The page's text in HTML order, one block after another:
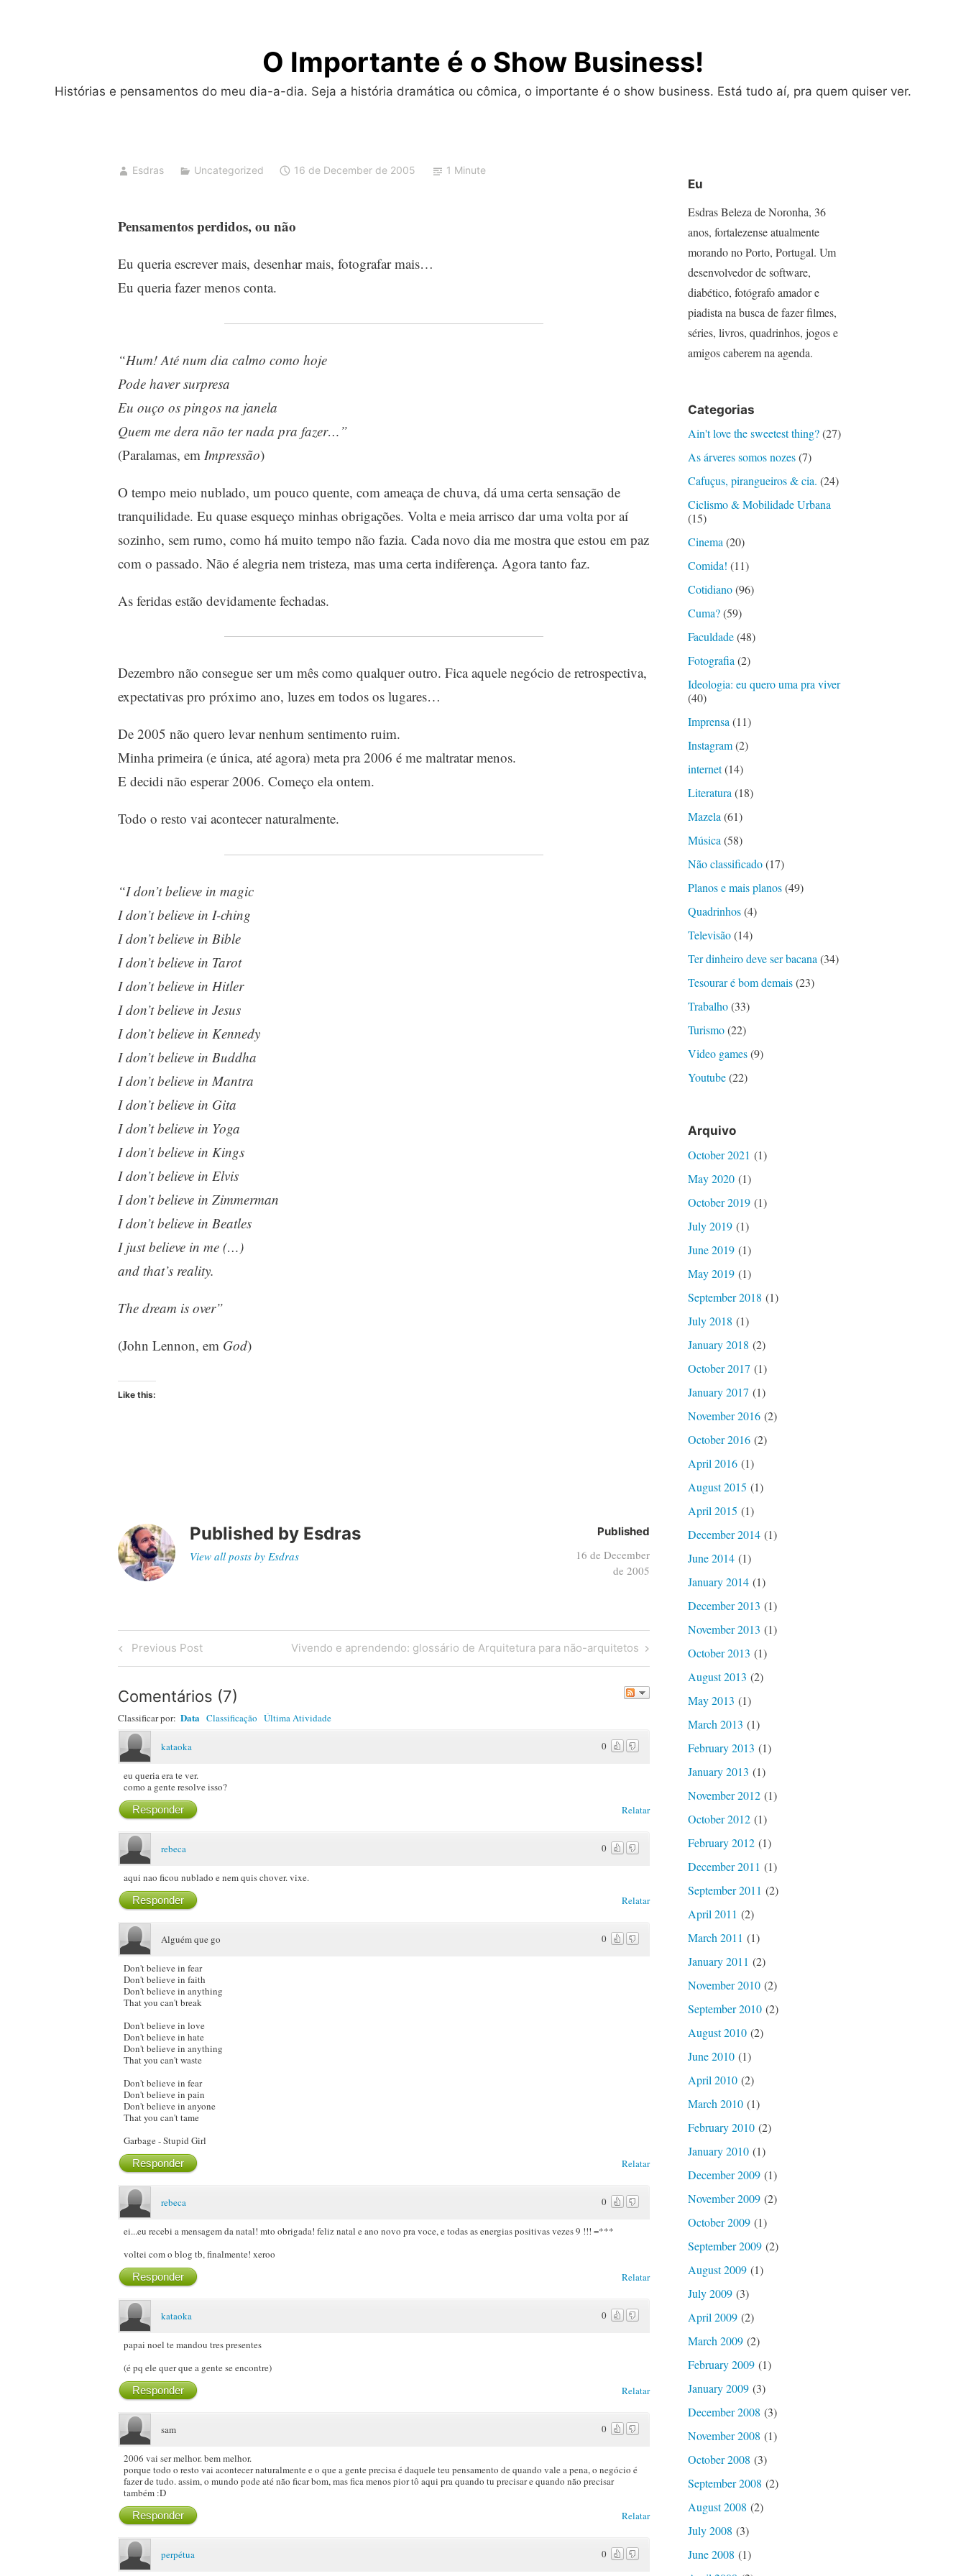
O Importante é o Show Business!
Histórias e pensamentos do meu dia-a-dia. Seja a história dramática ou cômica, o importante é o show business. Está tudo aí, pra quem quiser ver.
Esdras Uncategorized 16 de December de 2005 1 Minute
Pensamentos perdidos, ou não
Eu queria escrever mais, desenhar mais, fotografar mais…
Eu queria fazer menos conta.
“Hum! Até num dia calmo como hoje
Pode haver surpresa
Eu ouço os pingos na janela
Quem me dera não ter nada pra fazer…”
(Paralamas, em Impressão)
O tempo meio nublado, um pouco quente, com ameaça de chuva, dá uma certa sensação de
tranquilidade. Eu quase esqueço minhas obrigações. Volta e meia arrisco dar uma volta por aí
sozinho, sem rumo, como há muito tempo não fazia. Cada novo dia me mostra que estou em paz
com o passado. Não é alegria nem tristeza, mas uma certa indiferença. Agora tanto faz.
As feridas estão devidamente fechadas.
Dezembro não consegue ser um mês como qualquer outro. Fica aquele negócio de retrospectiva,
expectativas pro próximo ano, luzes em todos os lugares…
De 2005 não quero levar nenhum sentimento ruim.
Minha primeira (e única, até agora) meta pra 2006 é me maltratar menos.
E decidi não esperar 2006. Começo ela ontem.
Todo o resto vai acontecer naturalmente.
“I don’t believe in magic
I don’t believe in I-ching
I don’t believe in Bible
I don’t believe in Tarot
I don’t believe in Hitler
I don’t believe in Jesus
I don’t believe in Kennedy
I don’t believe in Buddha
I don’t believe in Mantra
I don’t believe in Gita
I don’t believe in Yoga
I don’t believe in Kings
I don’t believe in Elvis
I don’t believe in Zimmerman
I don’t believe in Beatles
I just believe in me (…)
and that’s reality.
The dream is over”
(John Lennon, em God)
Like this:
Published by Esdras
View all posts by Esdras
Published
16 de December
de 2005
Post
navigation
Previous
Post
Previous Post
Next
Post
Vivendo e aprendendo: glossário de Arquitetura para não-arquitetos
Comentários (7)
Classificar por: Data Classificação Última Atividade
0
kataoka
eu queria era te ver.
como a gente resolve isso?
Relatar
Responder
0
rebeca
aqui nao ficou nublado e nem quis chover. vixe.
Relatar
Responder
0
Alguém que go
Don't believe in fear
Don't believe in faith
Don't believe in anything
That you can't break
Don't believe in love
Don't believe in hate
Don't believe in anything
That you can't waste
Don't believe in fear
Don't believe in pain
Don't believe in anyone
That you can't tame
Garbage - Stupid Girl
Relatar
Responder
0
rebeca
ei...eu recebi a mensagem da natal! mto obrigada! feliz natal e ano novo pra voce, e todas as energias positivas vezes 9 !!! =***
voltei com o blog tb, finalmente! xeroo
Relatar
Responder
0
kataoka
papai noel te mandou tres presentes
(é pq ele quer que a gente se encontre)
Relatar
Responder
0
sam
2006 vai ser melhor. bem melhor.
porque todo o resto vai acontecer naturalmente e o que a gente precisa é daquele teu pensamento de quando vale a pena, o negócio é
fazer de tudo. assim, o mundo pode até não ficar bom, mas fica menos pior tô aqui pra quando tu precisar e quando não precisar
também :D
Relatar
Responder
0
perpétua
Eu
Esdras Beleza de Noronha, 36
anos, fortalezense atualmente
morando no Porto, Portugal. Um
desenvolvedor de software,
diabético, fotógrafo amador e
piadista na busca de fazer filmes,
séries, livros, quadrinhos, jogos e
amigos caberem na agenda.
Categorias
Ain't love the sweetest thing?(27)
As árveres somos nozes(7)
Cafuçus, pirangueiros & cia. (24)
Ciclismo & Mobilidade Urbana
(15)
Cinema(20)
Comida! (11)
Cotidiano(96)
Cuma?(59)
Faculdade(48)
Fotografia(2)
Ideologia: eu quero uma pra viver
(40)
Imprensa(11)
Instagram(2)
internet(14)
Literatura(18)
Mazela(61)
Música(58)
Não classificado(17)
Planos e mais planos(49)
Quadrinhos(4)
Televisão(14)
Ter dinheiro deve ser bacana(34)
Tesourar é bom demais(23)
Trabalho(33)
Turismo(22)
Video games(9)
Youtube(22)
Arquivo
October 2021 (1)
May 2020(1)
October 2019(1)
July 2019(1)
June 2019(1)
May 2019(1)
September 2018 (1)
July 2018 (1)
January 2018 (2)
October 2017 (1)
January 2017 (1)
November 2016(2)
October 2016(2)
April 2016(1)
August 2015 (1)
April 2015 (1)
December 2014(1)
June 2014(1)
January 2014(1)
December 2013 (1)
November 2013 (1)
October 2013 (1)
August 2013 (2)
May 2013 (1)
March 2013 (1)
February 2013 (1)
January 2013 (1)
November 2012(1)
October 2012(1)
February 2012(1)
December 2011 (1)
September 2011 (2)
April 2011 (2)
March 2011 (1)
January 2011 (2)
November 2010(2)
September 2010(2)
August 2010(2)
June 2010(1)
April 2010(2)
March 2010(1)
February 2010(2)
January 2010(1)
December 2009(1)
November 2009(2)
October 2009(1)
September 2009(2)
August 2009(1)
July 2009(3)
April 2009(2)
March 2009(2)
February 2009(1)
January 2009(3)
December 2008 (3)
November 2008 (1)
October 2008 (3)
September 2008 (2)
August 2008 (2)
July 2008 (3)
June 2008 (1)